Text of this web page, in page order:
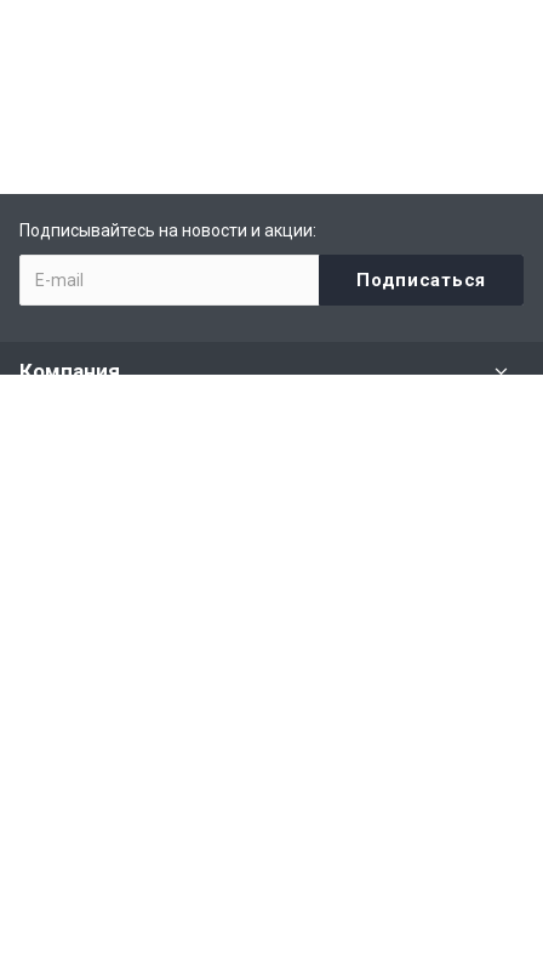
Подписывайтесь на новости и акции:
Компания